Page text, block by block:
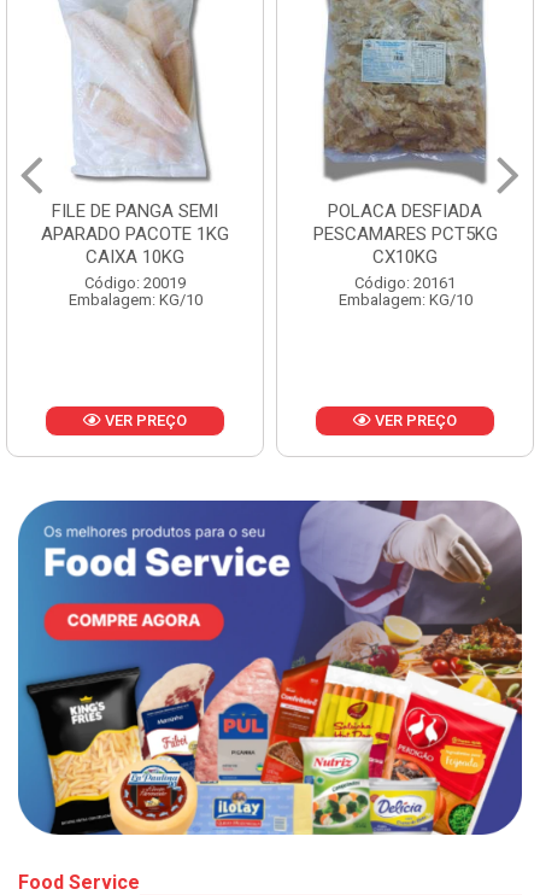
FILE DE PANGA SEMI
APARADO PACOTE 1KG
CAIXA 10KG
Código: 20019
Embalagem: KG/10
VER PREÇO
POLACA DESFIADA
PESCAMARES PCT5KG
CX10KG
Código: 20161
Embalagem: KG/10
VER PREÇO
Food Service